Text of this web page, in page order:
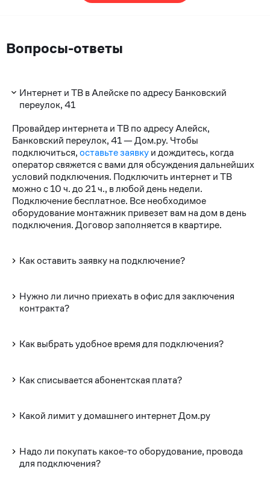
Вопросы-ответы
Интернет и ТВ в Алейске по адресу Банковский
переулок, 41
Провайдер интернета и ТВ по адресу Алейск,
Банковский переулок, 41 — Дом.ру. Чтобы
подключиться,оставьте заявкуи дождитесь, когда
оператор свяжется с вами для обсуждения дальнейших
условий подключения. Подключить интернет и ТВ
можно с 10 ч. до 21 ч., в любой день недели.
Подключение бесплатное. Все необходимое
оборудование монтажник привезет вам на дом в день
подключения. Договор заполняется в квартире.
Как оставить заявку на подключение?
Нужно ли лично приехать в офис для заключения
контракта?
Как выбрать удобное время для подключения?
Как списывается абонентская плата?
Какой лимит у домашнего интернет Дом.ру
Надо ли покупать какое-то оборудование, провода
для подключения?